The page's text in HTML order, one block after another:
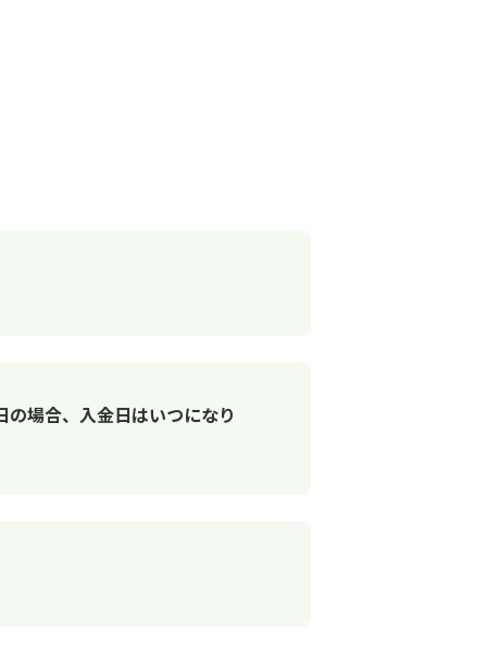
場合、入金日はいつになり